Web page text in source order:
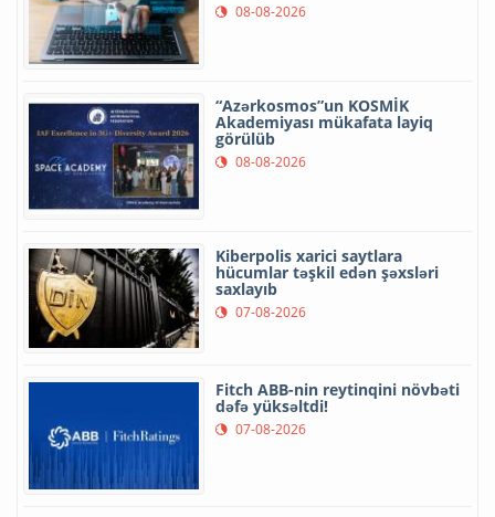
08-08-2026
“Azərkosmos”un KOSMİK
Akademiyası mükafata layiq
görülüb
08-08-2026
Kiberpolis xarici saytlara
hücumlar təşkil edən şəxsləri
saxlayıb
07-08-2026
Fitch ABB-nin reytinqini növbəti
dəfə yüksəltdi!
07-08-2026